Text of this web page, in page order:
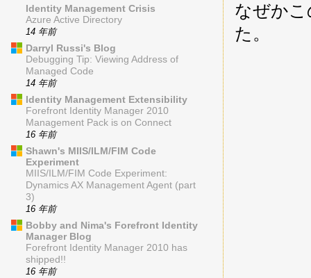
なぜか
た。
Identity Management Crisis
Azure Active Directory
14 年前
Darryl Russi's Blog
Debugging Tip: Viewing Address of
Managed Code
14 年前
Identity Management Extensibility
Forefront Identity Manager 2010
Management Pack is on Connect
16 年前
Shawn's MIIS/ILM/FIM Code
Experiment
MIIS/ILM/FIM Code Experiment:
Dynamics AX Management Agent (part
3)
16 年前
Bobby and Nima's Forefront Identity
Manager Blog
Forefront Identity Manager 2010 has
shipped!!
16 年前